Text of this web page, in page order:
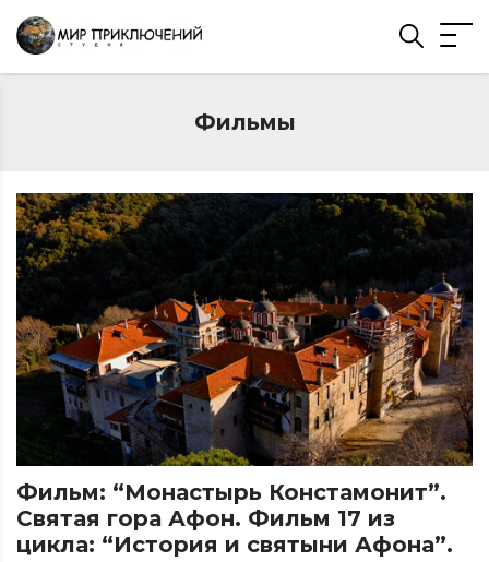
Фильмы
Фильм: “Монастырь Констамонит”.
Святая гора Афон. Фильм 17 из
цикла: “История и святыни Афона”.